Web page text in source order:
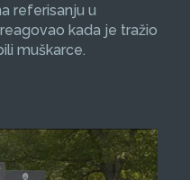
referisanju u
kada je tražio
muškarce.